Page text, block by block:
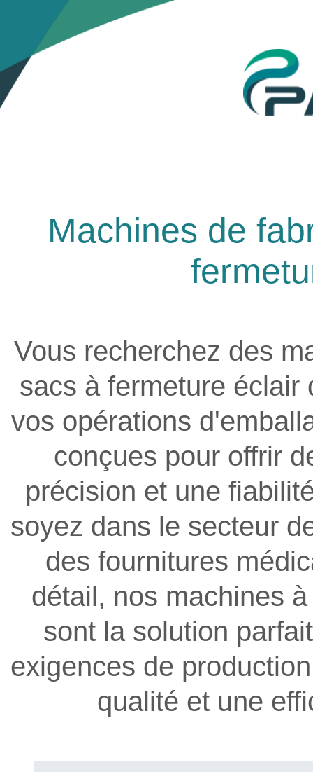
Machines de
Vous recherchez des
sacs à fermeture éclair
vos opérations
conçues pour offrir
précision et une
soyez dans le secteur
des fournitures
détail, nos machines
sont la solution
exigences de
qualité et une